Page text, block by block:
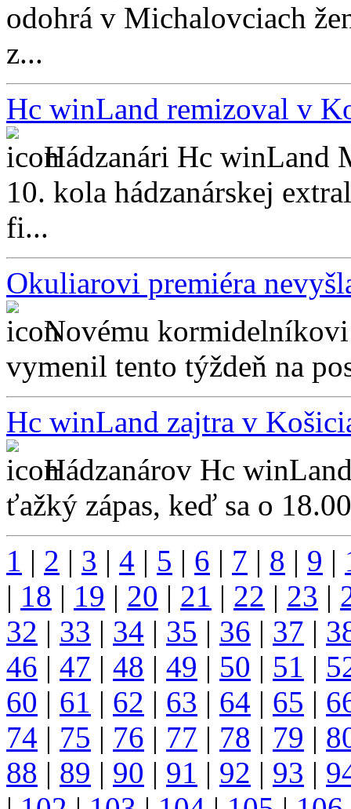
odohrá v Michalovciach
z...
Hc winLand remizoval v
Hádzanári Hc winLand
10. kola hádzanárskej
fi...
Okuliarovi premiéra
Novému
vymenil tento týždeň na
Hc winLand zajtra v
Hádzanárov Hc
ťažký zápas, keď sa o
1 | 2 | 3 | 4 | 5 | 6 | 7 | 8 | 9 |
| 18 | 19 | 20 | 21 | 22 | 23 |
32 | 33 | 34 | 35 | 36 | 37 |
46 | 47 | 48 | 49 | 50 | 51 |
60 | 61 | 62 | 63 | 64 | 65 |
74 | 75 | 76 | 77 | 78 | 79 |
88 | 89 | 90 | 91 | 92 | 93 |